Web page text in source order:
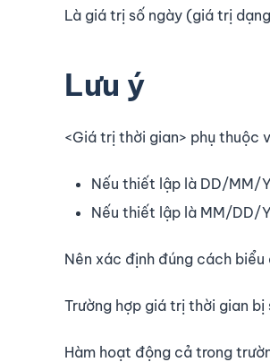
Là giá trị số ngày (giá trị
Lưu ý
<Giá trị thời gian> phụ thuộc
Nếu thiết lập là DD/MM/
Nếu thiết lập là MM/DD/
Nên xác định đúng cách
Trường hợp giá trị thời gian
Hàm hoạt động cả trong